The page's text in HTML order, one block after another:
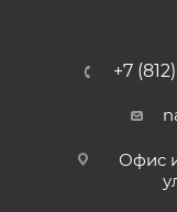
+7
Офис